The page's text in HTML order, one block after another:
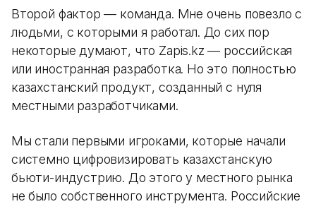
Второй фактор — команда. Мне очень повезло с
людьми, с которыми я работал. До сих пор
некоторые думают, что Zapis.kz — российская
или иностранная разработка. Но это полностью
казахстанский продукт, созданный с нуля
местными разработчиками.
Мы стали первыми игроками, которые начали
системно цифровизировать казахстанскую
бьюти-индустрию. До этого у местного рынка
не было собственного инструмента. Российские